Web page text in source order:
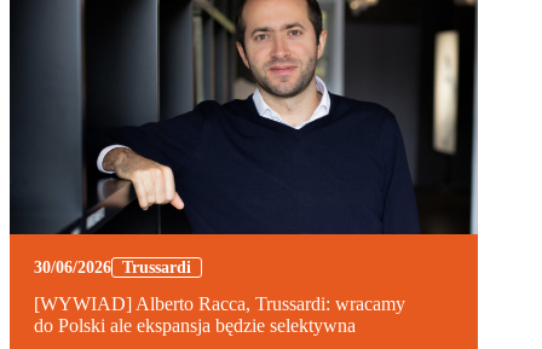
30/06/2026 Trussardi
[WYWIAD] Alberto Racca, Trussardi: wracamy
do Polski ale ekspansja będzie selektywna